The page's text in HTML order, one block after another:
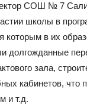
СОШ № 7
школы в
которым в их
долгожданные
зала,
кабинетов, что
и т.д.